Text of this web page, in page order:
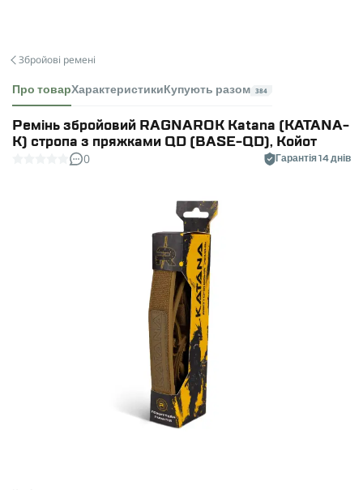
Збройові ремені
Про товарХарактеристики Купують разом 384
Ремінь збройовий RAGNAROK Katana (KATANA-
К) стропа з пряжками QD (BASE-QD), Койот
0 Гарантія 14 днів